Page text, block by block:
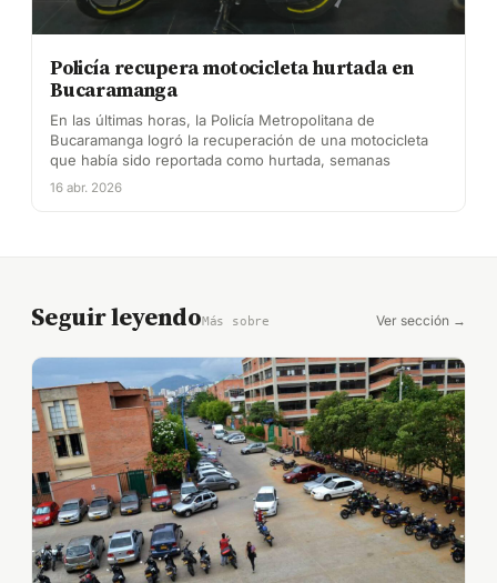
Policía recupera motocicleta hurtada en
Bucaramanga
En las últimas horas, la Policía Metropolitana de
Bucaramanga logró la recuperación de una motocicleta
que había sido reportada como hurtada, semanas
16 abr. 2026
Seguir leyendoMás sobre Ver sección →